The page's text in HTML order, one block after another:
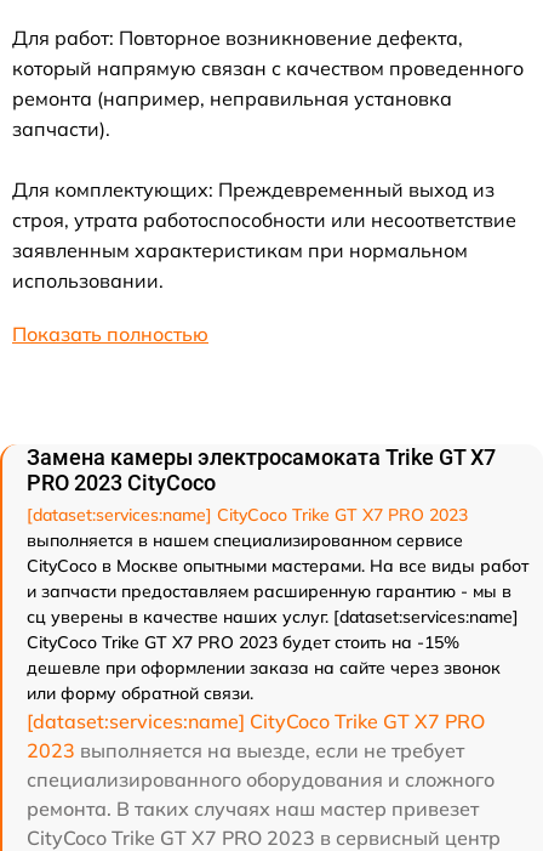
Для работ: Повторное возникновение дефекта,
который напрямую связан с качеством проведенного
ремонта (например, неправильная установка
запчасти).
Для комплектующих: Преждевременный выход из
строя, утрата работоспособности или несоответствие
заявленным характеристикам при нормальном
использовании.
Показать полностью
Замена камеры электросамоката Trike GT X7
PRO 2023 CityCoco
[dataset:services:name] CityCoco Trike GT X7 PRO 2023
выполняется в нашем специализированном сервисе
CityCoco в Москве опытными мастерами. На все виды работ
и запчасти предоставляем расширенную гарантию - мы в
сц уверены в качестве наших услуг. [dataset:services:name]
CityCoco Trike GT X7 PRO 2023 будет стоить на -15%
дешевле при оформлении заказа на сайте через звонок
или форму обратной связи.
[dataset:services:name] CityCoco Trike GT X7 PRO
2023 выполняется на выезде, если не требует
специализированного оборудования и сложного
ремонта. В таких случаях наш мастер привезет
CityCoco Trike GT X7 PRO 2023 в сервисный центр